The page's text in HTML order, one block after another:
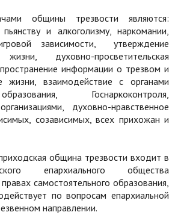
общины трезвости являются:
и алкоголизму, наркомании,
зависимости, утверждение
жизни, духовно-просветительская
информации о трезвом и
жизни, взаимодействие с органами
Госнаркоконтроля,
духовно-нравственное
созависимых, всех прихожан и
община трезвости входит в
епархиального общества
самостоятельного образования,
по вопросам епархиальной
направлении.